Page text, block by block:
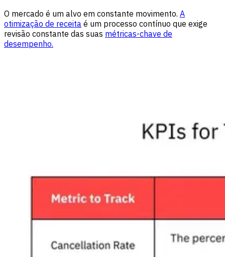
O mercado é um alvo em constante movimento. A
otimização de receita é um processo contínuo que exige
revisão constante das suas métricas-chave de
desempenho.